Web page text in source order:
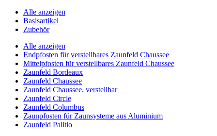
Alle anzeigen
Basisartikel
Zubehör
Alle anzeigen
Endpfosten für verstellbares Zaunfeld Chaussee
Mittelpfosten für verstellbares Zaunfeld Chaussee
Zaunfeld Bordeaux
Zaunfeld Chaussee
Zaunfeld Chaussee, verstellbar
Zaunfeld Circle
Zaunfeld Columbus
Zaunpfosten für Zaunsysteme aus Aluminium
Zaunfeld Palitio